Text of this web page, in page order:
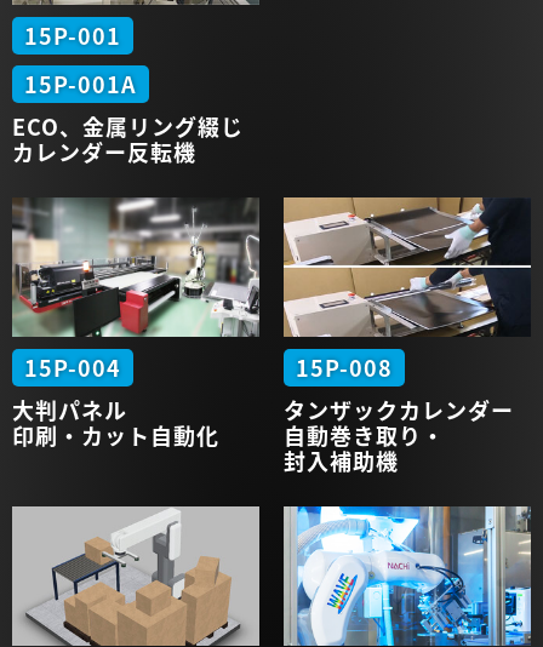
15P-001
15P-001A
ECO、金属リング綴じ
カレンダー反転機
15P-004
大判パネル
印刷・カット自動化
15P-008
タンザックカレンダー
自動巻き取り・
封入補助機